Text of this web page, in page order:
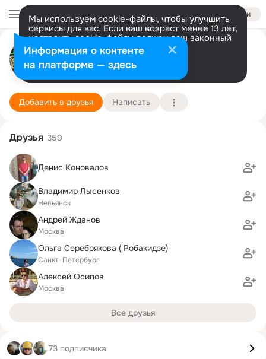
Войти
Мы используем cookie-файлы, чтобы улучшить
сервисы для вас. Если ваш возраст менее 13 лет,
настроить cookie-файлы должен ваш законный
представитель. Больше информации
Разрешить все Настроить
Владимир Зыков
Москва 22 апреля (47 лет)
Подробнее
Добавить в друзья Написать
Друзья 359
Денис Коновалов
Владимир Лысенков
Невьянск
Андрей Жданов
Москва
Ольга Серебрякова ( Робакидзе)
Санкт-Петербург
Алексей Осипов
Москва
Все друзья
73 подписчика
Информация о контенте
на платформе — здесь